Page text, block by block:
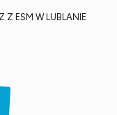
Z ESM W LUBLANIE